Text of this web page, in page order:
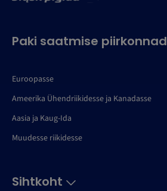
Paki saatmise piirkonnad
Euroopasse
Ameerika Ühendriikidesse ja Kanadasse
Aasia ja Kaug-Ida
Muudesse riikidesse
Sihtkoht